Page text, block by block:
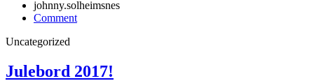
johnny.solheimsnes
Commenton
Uncategorized
Julebord 2017!